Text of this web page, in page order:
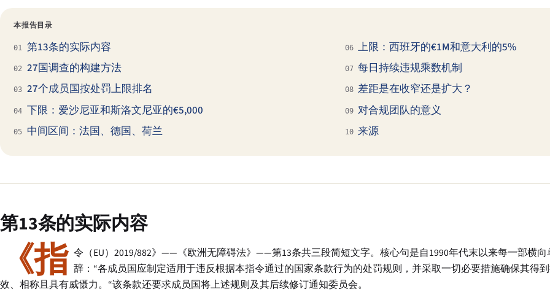
本报告目录
01 第13条的实际内容
02 27国调查的构建方法
03 27个成员国按处罚上限排名
04 下限：爱沙尼亚和斯洛文尼亚的€5,000
05 中间区间：法国、德国、荷兰
06 上限：西班牙的€1M和意大利的5%
07 每日持续违规乘数机制
08 差距是在收窄还是扩大？
09 对合规团队的意义
10 来源
第13条的实际内容
《指 令（EU）2019/882》——《欧洲无障碍法》——第13条共三段简短文字。核心句是自1990年代末以来每一部横
辞：“各成员国应制定适用于违反根据本指令通过的国家条款行为的处罚规则，并采取一切必要措施确保其得
效、相称且具有威慑力。“该条款还要求成员国将上述规则及其后续修订通知委员会。